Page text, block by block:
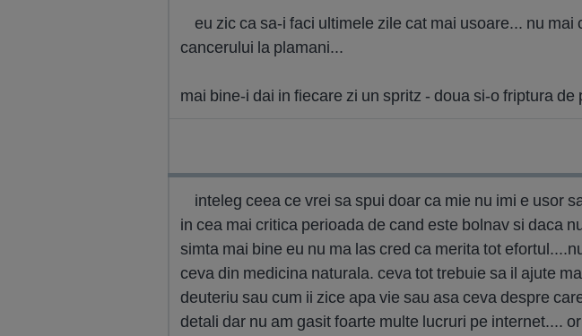
eu zic ca sa-i faci ultimele zile cat mai usoare... nu
cancerului la plamani...
mai bine-i dai in fiecare zi un spritz - doua si-o friptura
inteleg ceea ce vrei sa spui doar ca mie nu imi e usor
in cea mai critica perioada de cand este bolnav si daca
simta mai bine eu nu ma las cred ca merita tot
ceva din medicina naturala. ceva tot trebuie sa il ajute
deuteriu sau cum ii zice apa vie sau asa ceva despre
detali dar nu am gasit foarte multe lucruri pe internet....